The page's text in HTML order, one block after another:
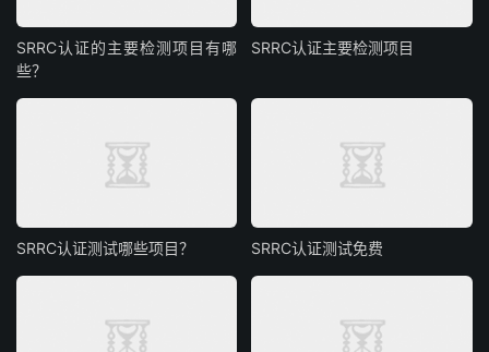
SRRC认证的主要检测项目有哪
些？
SRRC认证主要检测项目
SRRC认证测试哪些项目？ SRRC认证测试免费